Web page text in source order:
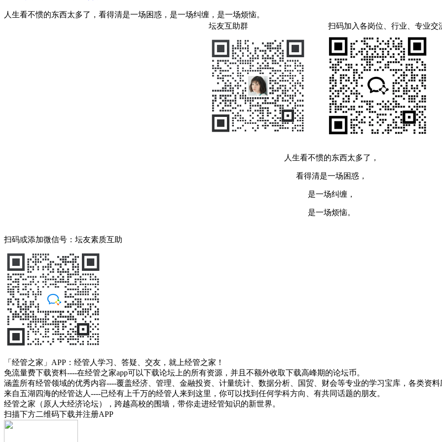
人生看不惯的东西太多了，看得清是一场困惑，是一场纠缠，是一场烦恼。
坛友互助群
扫码加入各岗位、行业、专业交
人生看不惯的东西太多了，
看得清是一场困惑，
是一场纠缠，
是一场烦恼。
扫码或添加微信号：坛友素质互助
「经管之家」APP：经管人学习、答疑、交友，就上经管之家！
免流量费下载资料----在经管之家app可以下载论坛上的所有资源，并且不额外收取下载高峰期的论坛币。
涵盖所有经管领域的优秀内容----覆盖经济、管理、金融投资、计量统计、数据分析、国贸、财会等专业的学习宝库，各类资
来自五湖四海的经管达人----已经有上千万的经管人来到这里，你可以找到任何学科方向、有共同话题的朋友。
经管之家（原人大经济论坛），跨越高校的围墙，带你走进经管知识的新世界。
扫描下方二维码下载并注册APP